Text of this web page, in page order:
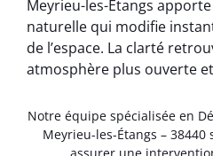
Meyrieu-les-Étangs
naturelle qui modifie
de l’espace. La clarté
atmosphère plus ouverte
Notre équipe spécialisée en
Meyrieu-les-Étangs –